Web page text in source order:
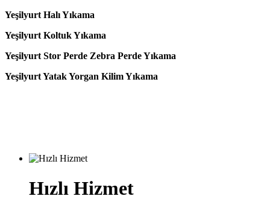
Yeşilyurt Halı Yıkama
Yeşilyurt Koltuk Yıkama
Yeşilyurt Stor Perde Zebra Perde Yıkama
Yeşilyurt Yatak Yorgan Kilim Yıkama
Hızlı Hizmet